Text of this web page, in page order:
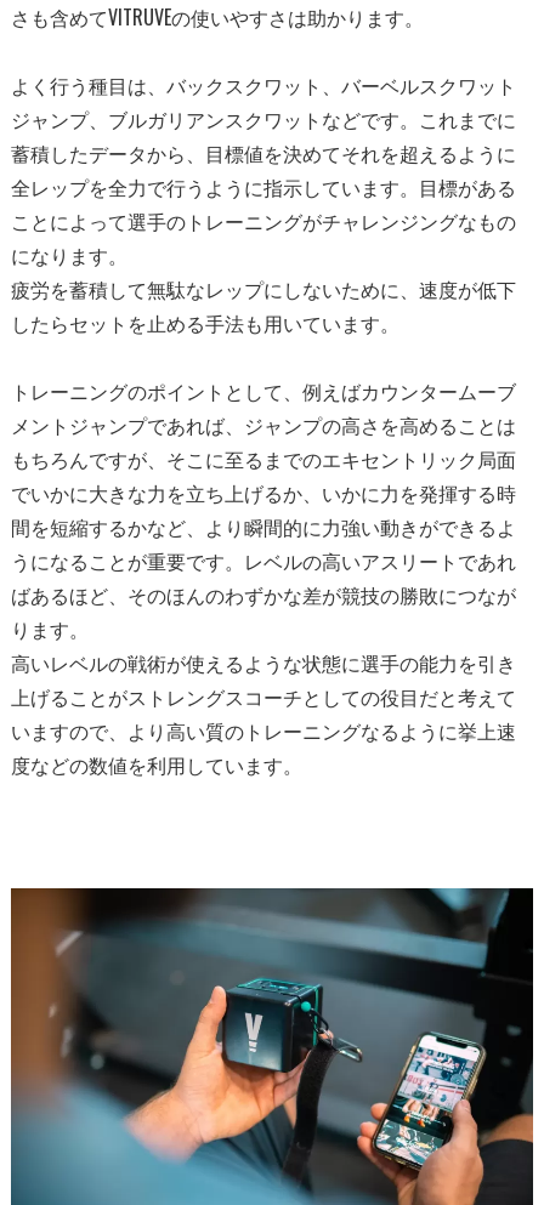
さも含めてVITRUVEの使いやすさは助かります。
よく行う種目は、バックスクワット、 バーベルスクワット
ジャンプ、ブルガリアンスクワットなどです。 これまでに
蓄積したデータから、 目標値を決めてそれを超えるように
全レップを全力で行うように指示しています。 目標がある
ことによって選手のトレーニングがチャレンジングなもの
になります。
疲労を蓄積して無駄なレップにしないために、 速度が低下
したらセットを止める手法も用いています。
トレーニングのポイントとして、 例えばカウンタームーブ
メントジャンプであれば、 ジャンプの高さを高めることは
もちろんですが、 そこに至るまでのエキセントリック局面
でいかに大きな力を立ち上げるか、いかに力を発揮する時
間を短縮するかなど、 より瞬間的に力強い動きができるよ
うになることが重要です。 レベルの高いアスリートであれ
ばあるほど、 そのほんのわずかな差が競技の勝敗につなが
ります。
高いレベルの戦術が使えるような状態に選手の能力を引き
上げるこ とがストレングスコーチとしての役目だと考えて
いますので、 より高い質のトレーニングなるように挙上速
度などの数値を利用しています。